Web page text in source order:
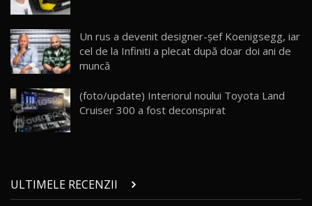
25
mai Exclusiv și Puternic Defender Testat în
Moldova
32:21
26
AutoBlog.MD
10:57
28
Noul Geely Monjaro 2025! Mai ieftin și mai
dotat / Test Drive AutoBlog.MD
Un rus a devenit designer-şef Koenigsegg, iar
cel de la Infiniti a plecat după doar doi ani de
muncă
(foto/update) Interiorul noului Toyota Land
Cruiser 300 a fost deconspirat
ULTIMELE RECENZII